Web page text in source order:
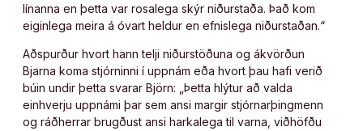
línanna en þetta var rosalega skýr niðurstaða. Það kom
eiginlega meira á óvart heldur en efnislega niðurstaðan.“
Aðspurður hvort hann telji niðurstöðuna og ákvörðun
Bjarna koma stjórninni í uppnám eða hvort þau hafi verið
búin undir þetta svarar Björn: „Þetta hlýtur að valda
einhverju uppnámi þar sem ansi margir stjórnarþingmenn
og ráðherrar brugðust ansi harkalega til varna, viðhöfðu